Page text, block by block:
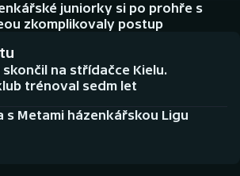
juniorky si po prohře s
zkomplikovaly postup
na střídačce Kielu.
trénoval sedm let
s Metami házenkářskou Ligu